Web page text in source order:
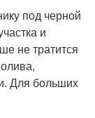
под черной
и
не тратится
Для больших